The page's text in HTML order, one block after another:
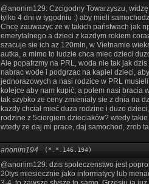
@anonim129: Czcigodny Towarzyszu,
tylko 4 dni w tygodniu :) aby mieli
Chcę zauwazyc ze w takich państwach jak
emerytalnego a dzieci z kazdym rokiem
szacuje sie ich az 120mln, w Vietnamie
autka, a mimo to ludzie chca miec dzieci
Ale popatrzmy na PRL, woda nie tak jak
nabrac wode i podgrzac na kapiel dzieci,
jednorazowych a nasi rodzice w PRL
kolejce aby nam kupić, a potem nasi bracia
tak szybko ze ceny zmieniały sie z dnia na
kazdy chciał mieć duza rodzine i duzo
rodzine z 5ciorgiem dzieciaków? wtedy
wtedy ze daj mi prace, daj samochod, zrob
anonim194 (*.*.146.194)
@anonim129: dzis spoleczenstwo jest
20tys miesiecznie jako informatycy lub